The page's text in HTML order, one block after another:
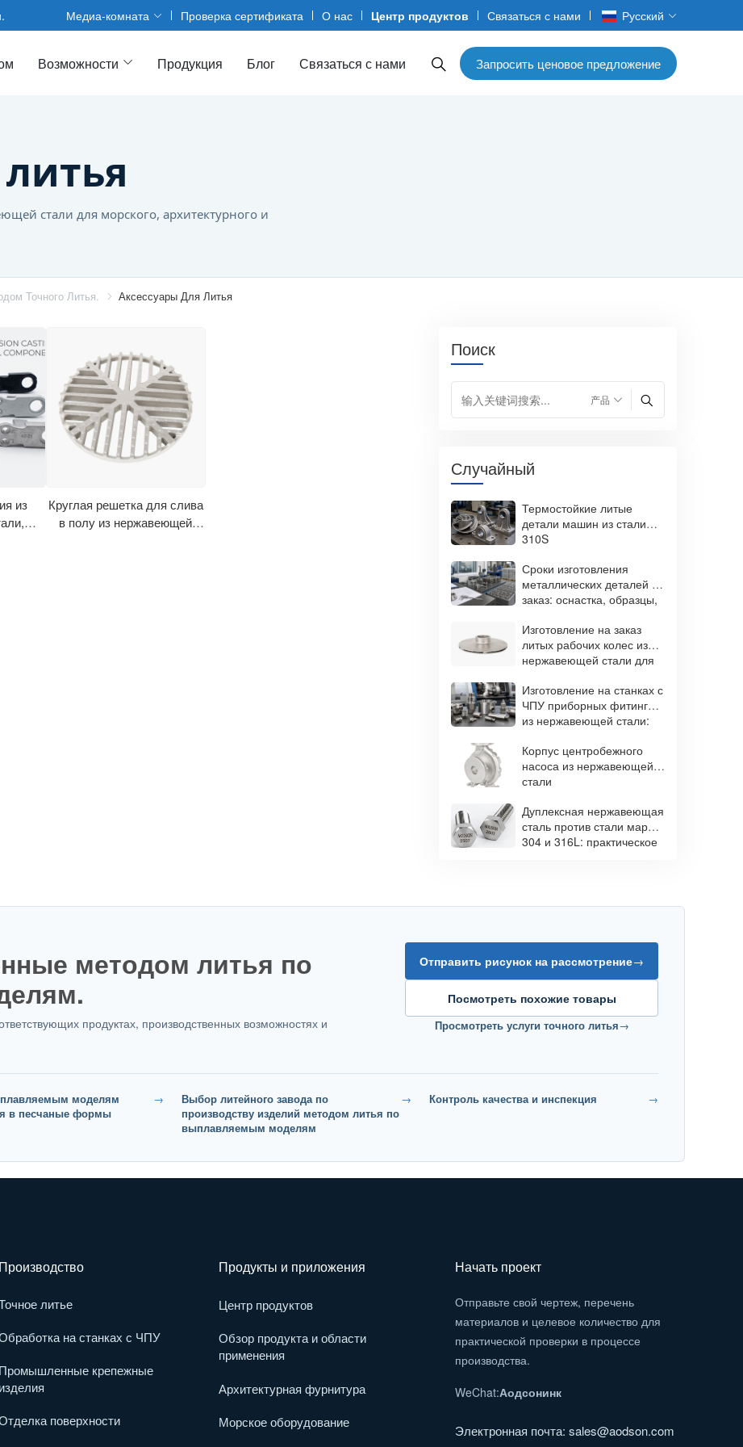
Медиа-комната Проверка сертификата О нас Центр продуктов Связаться с нами Русский
Возможности Продукция Блог Связаться с нами Запросить ценовое предложение
стали для морского, архитектурного и
Точного Литья. Аксессуары Для Литья
Поиск
Случайный
Термостойкие литые
детали машин из стали
310S
Сроки изготовления
металлических деталей на
заказ: оснастка, образцы,
Изготовление на заказ
литых рабочих колес из
нержавеющей стали для
Изготовление на станках с
ЧПУ приборных фитингов
из нержавеющей стали:
задач.
Корпус центробежного
насоса из нержавеющей
стали
Дуплексная нержавеющая
сталь против стали марок
304 и 316L: практическое
из
Круглая решетка для слива
в полу из нержавеющей
методом литья по
продуктах, производственных возможностях и
Отправить рисунок на рассмотрение→
Посмотреть похожие товары
Просмотреть услуги точного литья→
моделям
в песчаные формы
→
Выбор литейного завода по
производству изделий методом литья по
выплавляемым моделям
→ Контроль качества и инспекция →
Производство
литье
на станках с ЧПУ
Промышленные крепежные
изделия
поверхности
Продукты и приложения
Центр продуктов
Обзор продукта и области
применения
Архитектурная фурнитура
Морское оборудование
Начать проект
Отправьте свой чертеж, перечень
материалов и целевое количество для
практической проверки в процессе
производства.
WeChat:Аодсонинк
Электронная почта:sales@aodson.com